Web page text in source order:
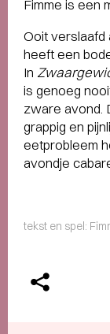
Fimme is een
Ooit verslaafd
heeft een
In
is genoeg
zware avond.
grappig en
eetprobleem
avondje
tekst en spel: